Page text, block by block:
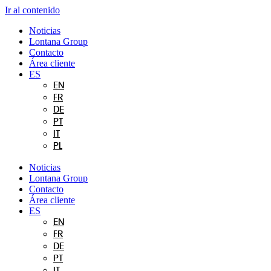
Ir al contenido
Noticias
Lontana Group
Contacto
Área cliente
ES
EN
FR
DE
PT
PL
Noticias
Lontana Group
Contacto
Área cliente
ES
EN
FR
DE
PT